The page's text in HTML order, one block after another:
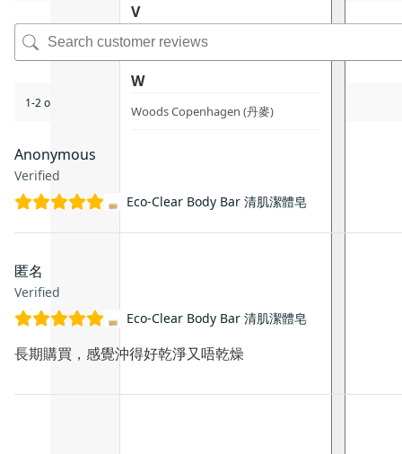
V
vanav (南韓)
W
Woods Copenhagen (丹麥)
1-2 of 2 reviews
Anonymous
Verified
Eco-Clear Body Bar 清肌潔體皂
匿名
Verified
Eco-Clear Body Bar 清肌潔體皂
長期購買，感覺沖得好乾淨又唔乾燥